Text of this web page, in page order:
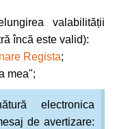
valabilității
încă este valid):
Regista;
mea";
electronica
de avertizare: